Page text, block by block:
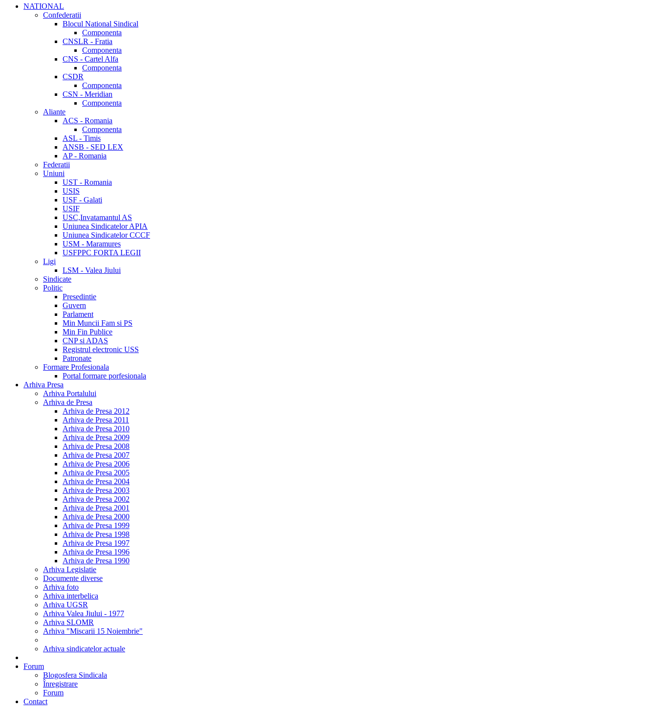
NATIONAL
Confederatii
Blocul National Sindical
Componenta
CNSLR - Fratia
Componenta
CNS - Cartel Alfa
Componenta
CSDR
Componenta
CSN - Meridian
Componenta
Aliante
ACS - Romania
Componenta
ASL - Timis
ANSB - SED LEX
AP - Romania
Federatii
Uniuni
UST - Romania
USIS
USF - Galati
USIF
USC,Invatamantul AS
Uniunea Sindicatelor APIA
Uniunea Sindicatelor CCCF
USM - Maramures
USFPPC FORTA LEGII
Ligi
LSM - Valea Jiului
Sindicate
Politic
Presedintie
Guvern
Parlament
Min Muncii Fam si PS
Min Fin Publice
CNP si ADAS
Registrul electronic USS
Patronate
Formare Profesionala
Portal formare porfesionala
Arhiva Presa
Arhiva Portalului
Arhiva de Presa
Arhiva de Presa 2012
Arhiva de Presa 2011
Arhiva de Presa 2010
Arhiva de Presa 2009
Arhiva de Presa 2008
Arhiva de Presa 2007
Arhiva de Presa 2006
Arhiva de Presa 2005
Arhiva de Presa 2004
Arhiva de Presa 2003
Arhiva de Presa 2002
Arhiva de Presa 2001
Arhiva de Presa 2000
Arhiva de Presa 1999
Arhiva de Presa 1998
Arhiva de Presa 1997
Arhiva de Presa 1996
Arhiva de Presa 1990
Arhiva Legislatie
Documente diverse
Arhiva foto
Arhiva interbelica
Arhiva UGSR
Arhiva Valea Jiului - 1977
Arhiva SLOMR
Arhiva "Miscarii 15 Noiembrie"
Arhiva sindicatelor actuale
Forum
Blogosfera Sindicala
Înregistrare
Forum
Contact